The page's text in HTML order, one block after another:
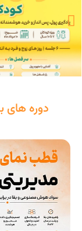
دوره های